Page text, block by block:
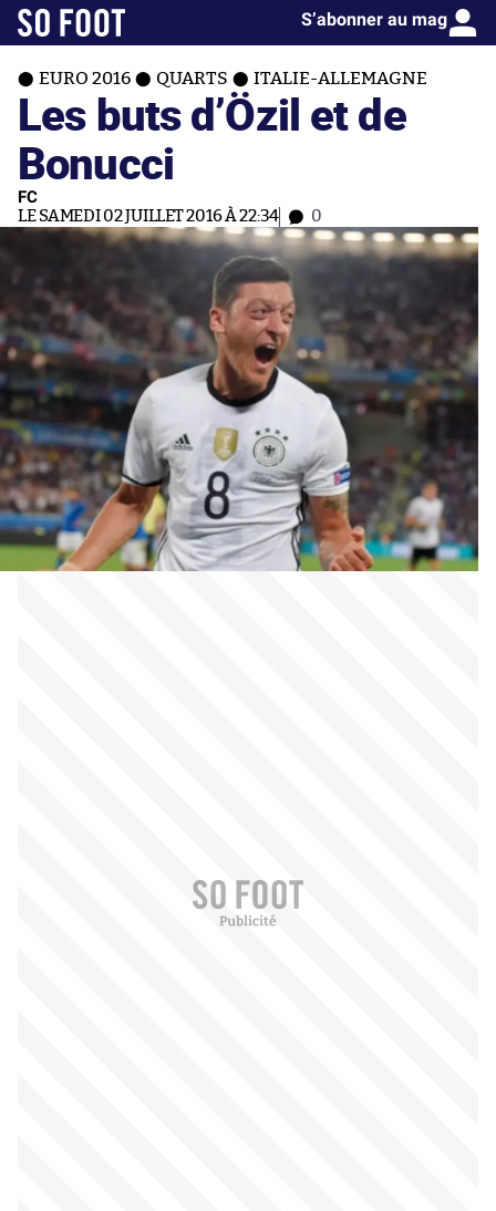
S’abonner au mag
EURO 2016 QUARTS ITALIE-ALLEMAGNE
Les buts d’Özil et de
Bonucci
FC
LE SAMEDI 02 JUILLET 2016 À 22:34 0